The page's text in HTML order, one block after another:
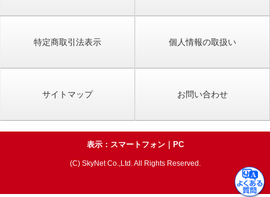
特定商取引法表示 個人情報の取扱い
サイトマップ お問い合わせ
表示：スマートフォン｜ PC
(C) SkyNet Co.,Ltd. All Rights Reserved.